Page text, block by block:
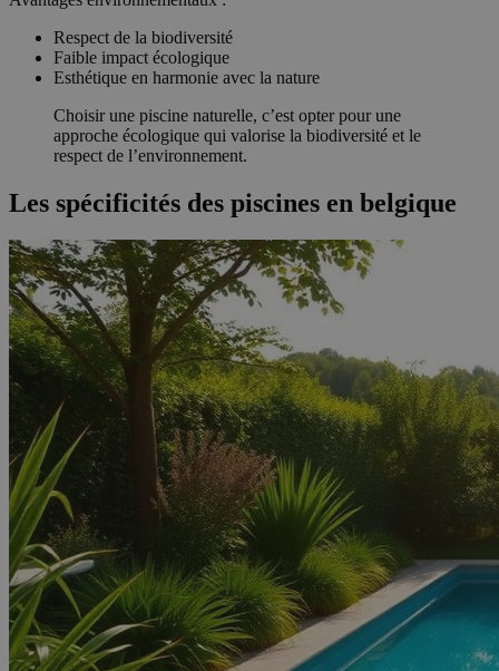
Respect de la biodiversité
Faible impact écologique
Esthétique en harmonie avec la nature
Choisir une piscine naturelle, c’est opter pour une
approche écologique qui valorise la biodiversité et le
respect de l’environnement.
Les spécificités des piscines en belgique